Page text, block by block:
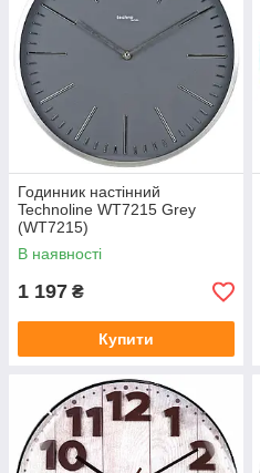
Годинник настінний
Technoline WT7215 Grey
(WT7215)
В наявності
1 197 ₴
Купити